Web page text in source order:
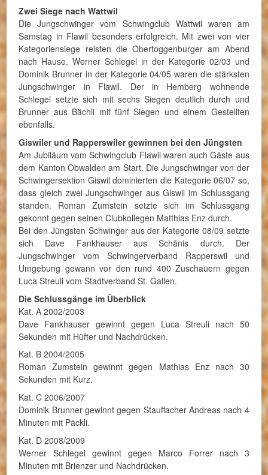
Zwei Siege nach Wattwil
Die Jungschwinger vom Schwingclub Wattwil waren am
Samstag in Flawil besonders erfolgreich. Mit zwei von vier
Kategoriensiege reisten die Obertoggenburger am Abend
nach Hause. Werner Schlegel in der Kategorie 02/03 und
Dominik Brunner in der Kategorie 04/05 waren die stärksten
Jungschwinger in Flawil. Der in Hemberg wohnende
Schlegel setzte sich mit sechs Siegen deutlich durch und
Brunner aus Bächli mit fünf Siegen und einem Gestellten
ebenfalls.
Giswiler und Rapperswiler gewinnen bei den Jüngsten
Am Jubiläum vom Schwingclub Flawil waren auch Gäste aus
dem Kanton Obwalden am Start. Die Jungschwinger von der
Schwingersektion Giswil dominierten die Kategorie 06/07 so,
dass gleich zwei Jungschwinger aus Giswil im Schlussgang
standen. Roman Zumstein setzte sich im Schlussgang
gekonnt gegen seinen Clubkollegen Matthias Enz durch.
Bei den Jüngsten Schwinger aus der Kategorie 08/09 setzte
sich Dave Fankhauser aus Schänis durch. Der
Jungschwinger vom Schwingerverband Rapperswil und
Umgebung gewann vor den rund 400 Zuschauern gegen
Luca Streuli vom Stadtverband St. Gallen.
Die Schlussgänge im Überblick
Kat. A 2002/2003
Dave Fankhauser gewinnt gegen Luca Streuli nach 50
Sekunden mit Hüfter und Nachdrücken.
Kat. B 2004/2005
Roman Zumstein gewinnt gegen Mathias Enz nach 30
Sekunden mit Kurz.
Kat. C 2006/2007
Dominik Brunner gewinnt gegen Stauffacher Andreas nach 4
Minuten mit Päckli.
Kat. D 2008/2009
Werner Schlegel gewinnt gegen Marco Forrer nach 3
Minuten mit Brienzer und Nachdrücken.